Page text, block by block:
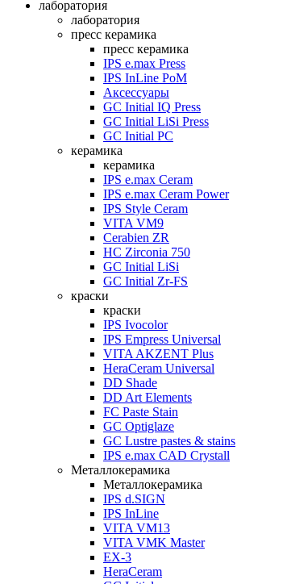
лаборатория
лаборатория
пресс керамика
пресс керамика
IPS e.max Press
IPS InLine PoM
Аксессуары
GC Initial IQ Press
GC Initial LiSi Press
GC Initial PC
керамика
керамика
IPS e.max Ceram
IPS e.max Ceram Power
IPS Style Ceram
VITA VM9
Cerabien ZR
HC Zirconia 750
GC Initial LiSi
GC Initial Zr-FS
краски
краски
IPS Ivocolor
IPS Empress Universal
VITA AKZENT Plus
HeraCeram Universal
DD Shade
DD Art Elements
FC Paste Stain
GC Optiglaze
GC Lustre pastes & stains
IPS e.max CAD Crystall
Металлокерамика
Металлокерамика
IPS d.SIGN
IPS InLine
VITA VM13
VITA VMK Master
EX-3
HeraCeram